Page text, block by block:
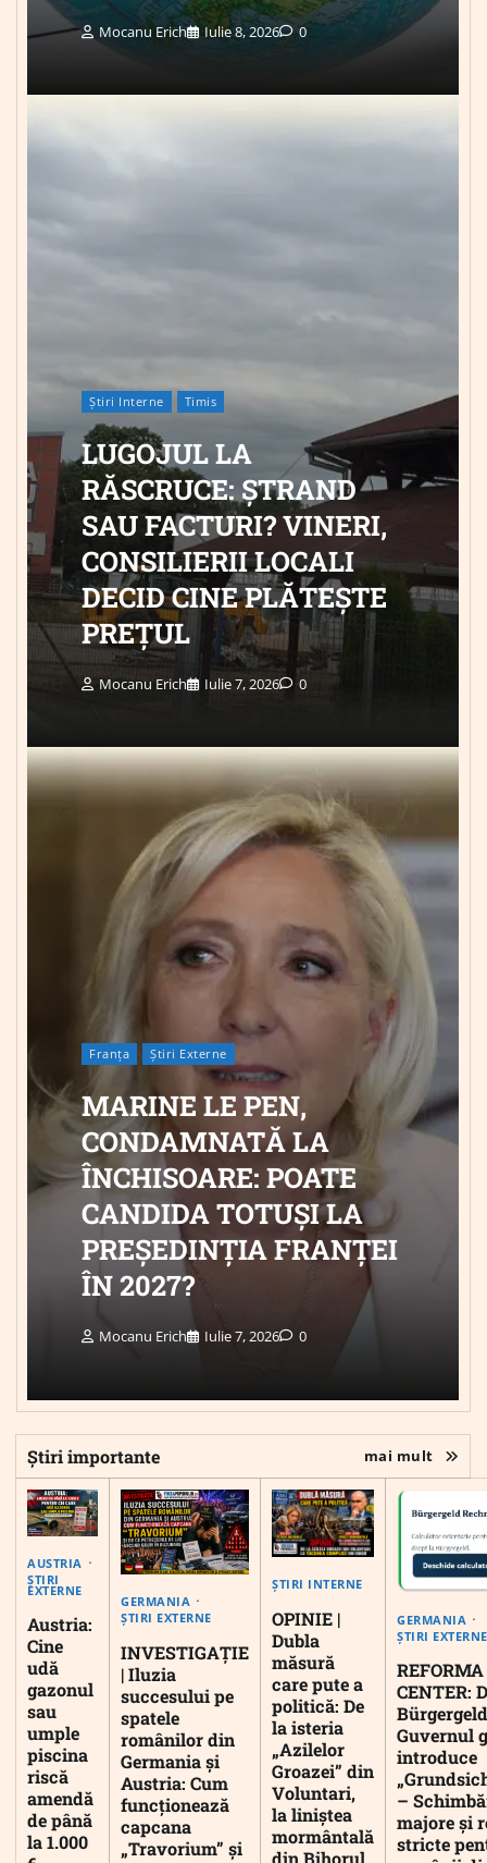
Mocanu Erich Iulie 8, 2026 0
Știri Interne Timis
LUGOJUL LA
RĂSCRUCE: ȘTRAND
SAU FACTURI? VINERI,
CONSILIERII LOCALI
DECID CINE PLĂTEȘTE
PREȚUL
Mocanu Erich Iulie 7, 2026 0
Franța Știri Externe
MARINE LE PEN,
CONDAMNATĂ LA
ÎNCHISOARE: POATE
CANDIDA TOTUȘI LA
PREȘEDINȚIA FRANȚEI
ÎN 2027?
Mocanu Erich Iulie 7, 2026 0
Știri importante mai mult
AUSTRIA
ȘTIRI
EXTERNE
Austria:
Cine
udă
gazonul
sau
umple
piscina
riscă
amendă
de până
la 1.000
GERMANIA
ȘTIRI EXTERNE
INVESTIGAȚIE
| Iluzia
succesului pe
spatele
românilor din
Germania și
Austria: Cum
funcționează
capcana
„Travorium” și
ȘTIRI INTERNE
OPINIE |
Dubla
măsură
care pute a
politică: De
la isteria
„Azilelor
Groazei” din
Voluntari,
la liniștea
mormântală
din Bihorul
GERMANIA
ȘTIRI EXTERNE
CENTER:
Guvernul
introduce
–
majore și
stricte